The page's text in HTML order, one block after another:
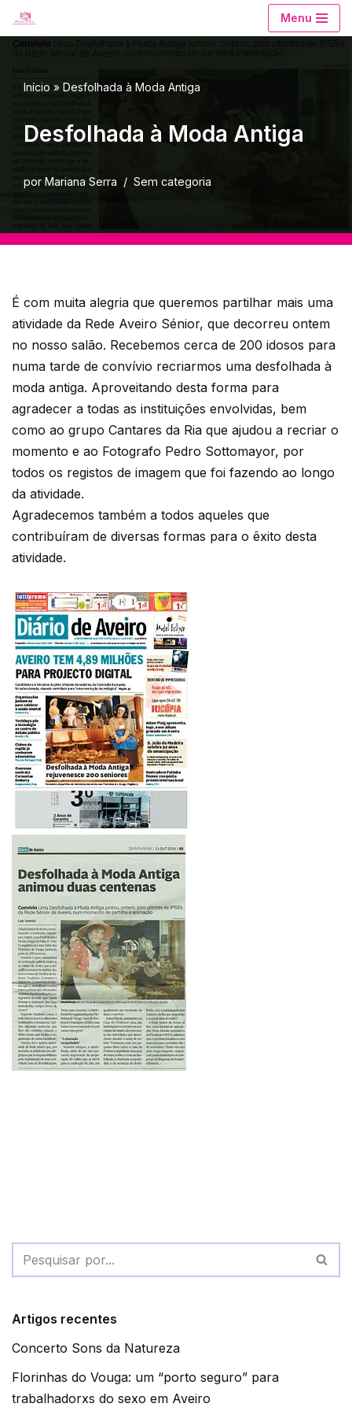
Menu
Início » Desfolhada à Moda Antiga
Desfolhada à Moda Antiga
por Mariana Serra Sem categoria
É com muita alegria que queremos partilhar mais uma
atividade da Rede Aveiro Sénior, que decorreu ontem
no nosso salão. Recebemos cerca de 200 idosos para
numa tarde de convívio recriarmos uma desfolhada à
moda antiga. Aproveitando desta forma para
agradecer a todas as instituições envolvidas, bem
como ao grupo Cantares da Ria que ajudou a recriar o
momento e ao Fotografo Pedro Sottomayor, por
todos os registos de imagem que foi fazendo ao longo
da atividade.
Agradecemos também a todos aqueles que
contribuíram de diversas formas para o êxito desta
atividade.
Artigos recentes
Concerto Sons da Natureza
Florinhas do Vouga: um “porto seguro” para
trabalhadorxs do sexo em Aveiro